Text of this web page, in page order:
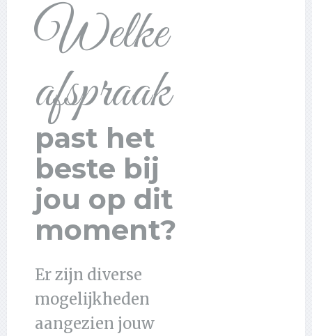
Welke
afspraak
past het
beste bij
jou op dit
moment?
Er zijn diverse
mogelijkheden
aangezien jouw